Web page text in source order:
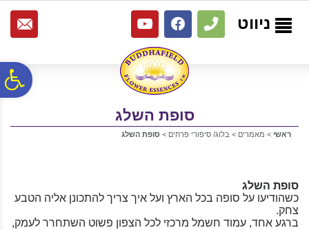
נגישות
אתר
המרכזי
ניווט
סופת השלג
ראשי > מאמרים > בלוג/ סיפורי פרחים > סופת השלג
סופת השלג
כשהודיעו על סופה בכל הארץ ועל איך צריך להתכונן אליה הטבע
צחק.
ברגע אחד, עמוד חשמל מרכזי לכל הצפון פשוט השתחרר לעמק,